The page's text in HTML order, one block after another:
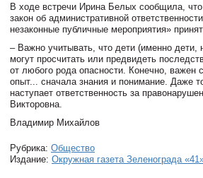
В ходе встречи Ирина Белых сообщила,
закон об административной
незаконные публичные мероприятия»
– Важно учитывать, что дети (именно дети,
могут просчитать или предвидеть
от любого рода опасности. Конечно, важен
опыт... сначала знания и понимание. Даже
наступает ответственность за
Викторовна.
Владимир Михайлов
Рубрика: Общество
Издание: Окружная газета Зеленограда